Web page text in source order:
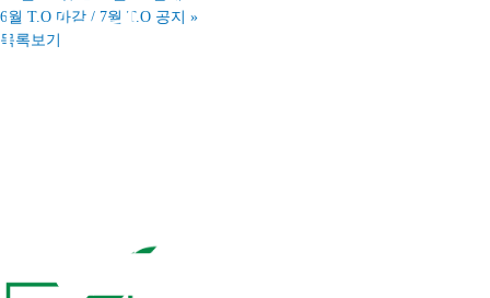
6월 T.O 마감 / 7월 T.O 공지 »
목록보기